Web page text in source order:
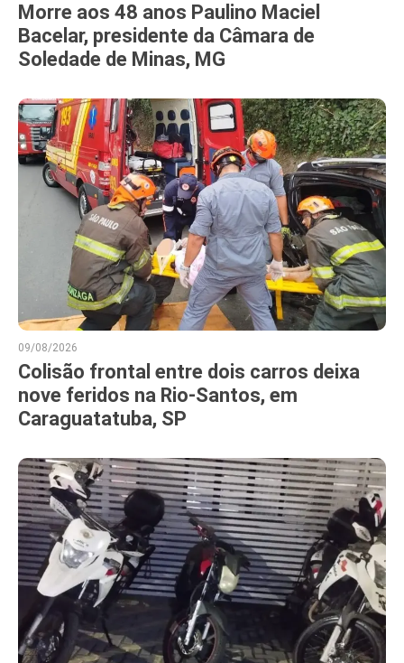
Morre aos 48 anos Paulino Maciel
Bacelar, presidente da Câmara de
Soledade de Minas, MG
09/08/2026
Colisão frontal entre dois carros deixa
nove feridos na Rio-Santos, em
Caraguatatuba, SP